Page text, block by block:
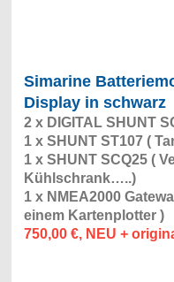
Simarine
Display in schwarz
2 x DIGITAL SHUNT
1 x SHUNT ST107 (
1 x SHUNT SCQ25 (
Kühlschrank…..)
1 x NMEA2000
einem Kartenplotter )
750,00 €, NEU +